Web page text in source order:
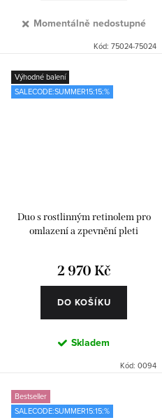
Momentálně nedostupné
Kód: 75024-75024
Výhodné balení
SALECODE:SUMMER15:15:%
Duo s rostlinným retinolem pro
omlazení a zpevnění pleti
2 970 Kč
DO KOŠÍKU
Skladem
Kód: 0094
Bestseller
SALECODE:SUMMER15:15:%